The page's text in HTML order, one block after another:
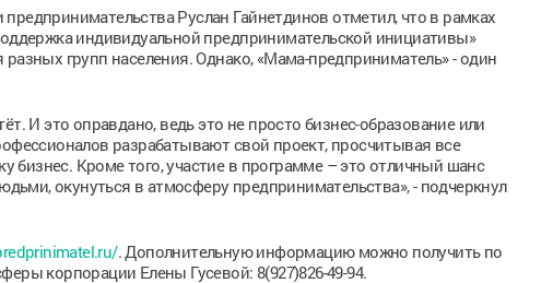
Руслан Гайнетдинов отметил, что в рамках
индивидуальной предпринимательской инициативы»
групп населения. Однако, «Мама-предприниматель» - один
И это оправдано, ведь это не просто бизнес-образование или
разрабатывают свой проект, просчитывая все
бизнес. Кроме того, участие в программе – это отличный шанс
окунуться в атмосферу предпринимательства», - подчеркнул
. Дополнительную информацию можно получить по
корпорации Елены Гусевой: 8(927)826-49-94.